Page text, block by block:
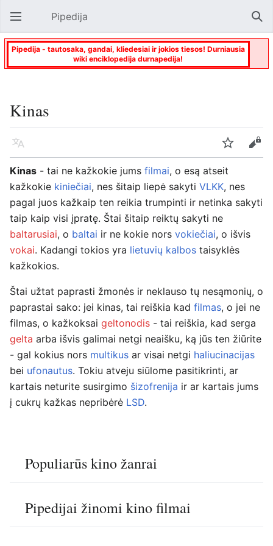
Atverti pagrindinį meniu Pipedija
Pipedija - tautosaka, gandai, kliedesiai ir jokios tiesos! Durniausia
wiki enciklopedija durnapedija!
Kinas
Kalba Stebėti
Keisti
Kinas - tai ne kažkokie jums filmai, o esą atseit
kažkokie kiniečiai, nes šitaip liepė sakyti VLKK, nes
pagal juos kažkaip ten reikia trumpinti ir netinka sakyti
taip kaip visi įpratę. Štai šitaip reiktų sakyti ne
baltarusiai, o baltai ir ne kokie nors vokiečiai, o išvis
vokai. Kadangi tokios yra lietuvių kalbos taisyklės
kažkokios.
Štai užtat paprasti žmonės ir neklauso tų nesąmonių, o
paprastai sako: jei kinas, tai reiškia kad filmas, o jei ne
filmas, o kažkoksai geltonodis - tai reiškia, kad serga
gelta arba išvis galimai netgi neaišku, ką jūs ten žiūrite
- gal kokius nors multikus ar visai netgi haliucinacijas
bei ufonautus. Tokiu atveju siūlome pasitikrinti, ar
kartais neturite susirgimo šizofrenija ir ar kartais jums
į cukrų kažkas nepribėrė LSD.
Populiarūs kino žanrai
Pipedijai žinomi kino filmai